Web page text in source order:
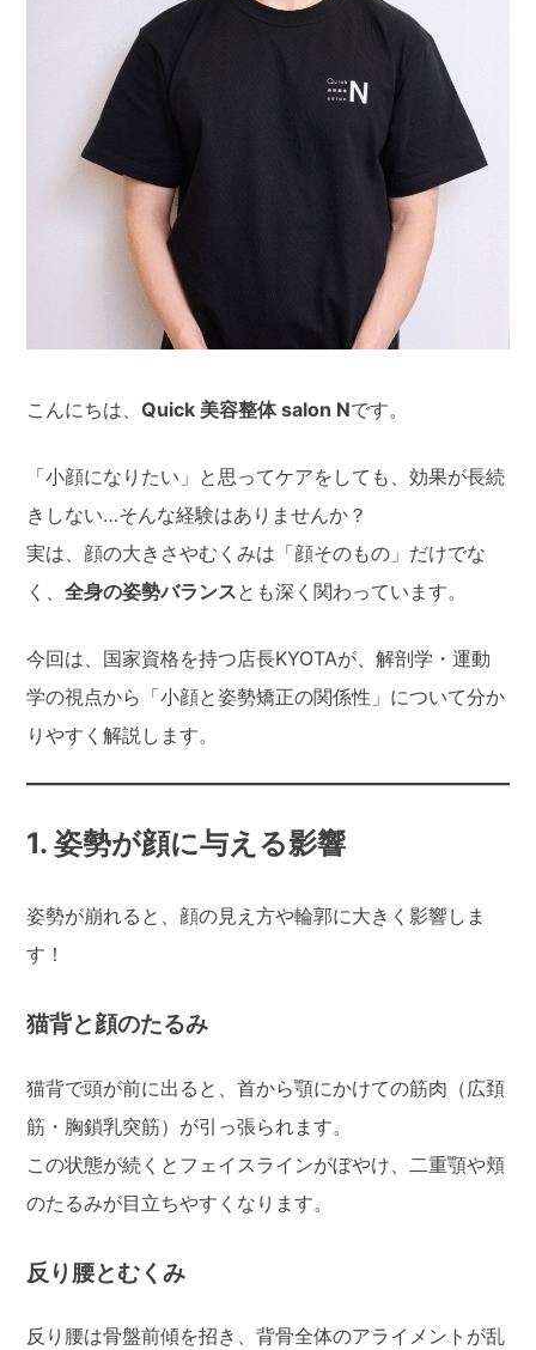
こんにちは、Quick 美容整体 salon Nです。
「小顔になりたい」と思ってケアをしても、効果が長続
きしない…そんな経験はありませんか？
実は、顔の大きさやむくみは「顔そのもの」だけでな
く、全身の姿勢バランスとも深く関わっています。
今回は、国家資格を持つ店長KYOTAが、解剖学・運動
学の視点から「小顔と姿勢矯正の関係性」について分か
りやすく解説します。
1. 姿勢が顔に与える影響
姿勢が崩れると、顔の見え方や輪郭に大きく影響しま
す！
猫背と顔のたるみ
猫背で頭が前に出ると、首から顎にかけての筋肉（広頚
筋・胸鎖乳突筋）が引っ張られます。
この状態が続くとフェイスラインがぼやけ、二重顎や頬
のたるみが目立ちやすくなります。
反り腰とむくみ
反り腰は骨盤前傾を招き、背骨全体のアライメントが乱